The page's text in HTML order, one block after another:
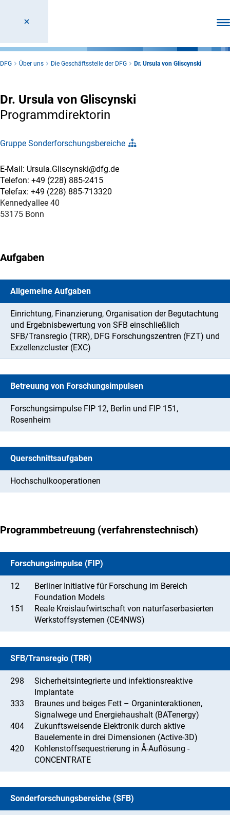
DFG Über uns Die Geschäftsstelle der DFG Dr. Ursula von Gliscynski
Dr. Ursula von Gliscynski
Programmdirektorin
Gruppe Sonderforschungsbereiche
E-Mail: Ursula.Gliscynski@dfg.de
Telefon: +49 (228) 885-2415
Telefax: +49 (228) 885-713320
Kennedyallee 40
53175 Bonn
Aufgaben
Allgemeine Aufgaben
Einrichtung, Finanzierung, Organisation der Begutachtung
und Ergebnisbewertung von SFB einschließlich
SFB/Transregio (TRR), DFG Forschungszentren (FZT) und
Exzellenzcluster (EXC)
Betreuung von Forschungsimpulsen
Forschungsimpulse FIP 12, Berlin und FIP 151,
Rosenheim
Querschnittsaufgaben
Hochschulkooperationen
Programmbetreuung (verfahrenstechnisch)
Forschungsimpulse (FIP)
12
Berliner Initiative für Forschung im Bereich
Foundation Models
151
Reale Kreislaufwirtschaft von naturfaserbasierten
Werkstoffsystemen (CE4NWS)
SFB/Transregio (TRR)
298
Sicherheitsintegrierte und infektionsreaktive
Implantate
333
Braunes und beiges Fett – Organinteraktionen,
Signalwege und Energiehaushalt (BATenergy)
404
Zukunftsweisende Elektronik durch aktive
Bauelemente in drei Dimensionen (Active-3D)
420
Kohlenstoffsequestrierung in Å-Auflösung -
CONCENTRATE
Sonderforschungsbereiche (SFB)